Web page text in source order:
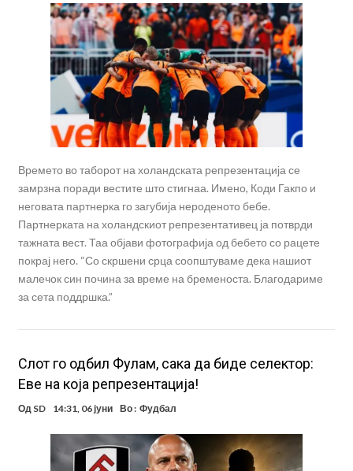
Времето во таборот на холандската репрезентација се
замрзна поради вестите што стигнаа. Имено, Коди Гакпо и
неговата партнерка го загубија нероденото бебе.
Партнерката на холандскиот репрезентативец ја потврди
тажната вест. Таа објави фотографија од бебето со рацете
покрај него. “Со скршени срца соопштуваме дека нашиот
малечок син почина за време на бременоста. Благодариме
за сета поддршка.”
Слот го одбил Фулам, сака да биде селектор:
Еве на која репрезентација!
Од SD 14:31, 06 јуни Во : Фудбал